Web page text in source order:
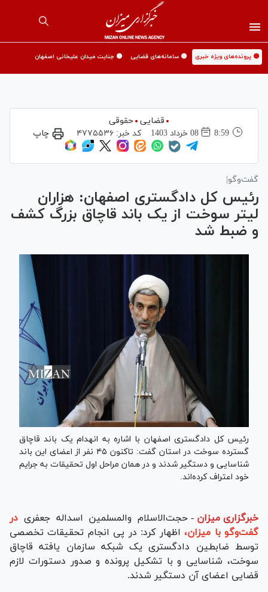
🟡 پرونده‌های ویژه خبری 🟡 سامانه‌های قضایی 🟡 جنایت میدان علیخانی اصفهان
قضایی حقوقی
8:59
08 خرداد 1403 کد خبر: ۴۷۷۵۵۳۶ چاپ
گفت‌وگو|
رئیس کل دادگستری اصفهان: هزاران
لیتر سوخت از یک باند قاچاق بزرگ کشف
و ضبط شد
رئیس کل دادگستری اصفهان با اشاره به انهدام یک باند قاچاق
گسترده سوخت در استان گفت: تاکنون ۴۵ نفر از اعضای این باند
شناسایی و دستگیر شدند و در همان مراحل اول تحقیقات به جرایم
خود اعتراف کرده‌اند.
خبرگزاری میزان - حجت‌الاسلام‌ و‌المسلمین اسداله جعفری در
گفت‌وگو با میزان،اظهار کرد: در پی انجام تحقیقات تخصصی
توسط ضابطین دادگستری یک شبکه سازمان یافته قاچاق
سوخت، شناسایی و با تشکیل پرونده و صدور دستورات لازم
قضایی اعضای آن دستگیر شدند.